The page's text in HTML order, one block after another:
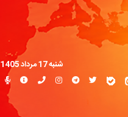
شنبه 17 مرداد 1405